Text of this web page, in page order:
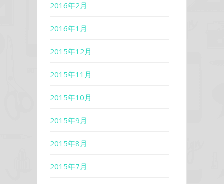
2016年2月
2016年1月
2015年12月
2015年11月
2015年10月
2015年9月
2015年8月
2015年7月